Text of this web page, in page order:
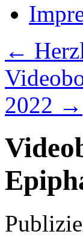
←
2022 →